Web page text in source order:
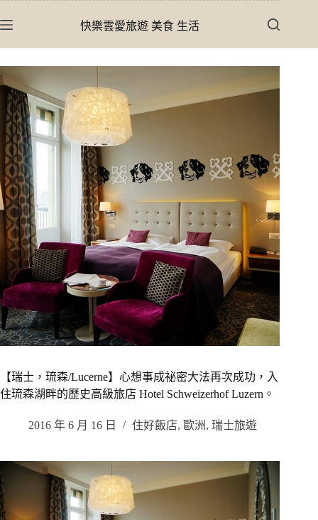
至
內
容
快樂雲愛旅遊 美食 生活
【瑞士，琉森/Lucerne】心想事成祕密大法再次成功，入
住琉森湖畔的歷史高級旅店 Hotel Schweizerhof Luzern。
2016 年 6 月 16 日 住好飯店, 歐洲, 瑞士旅遊